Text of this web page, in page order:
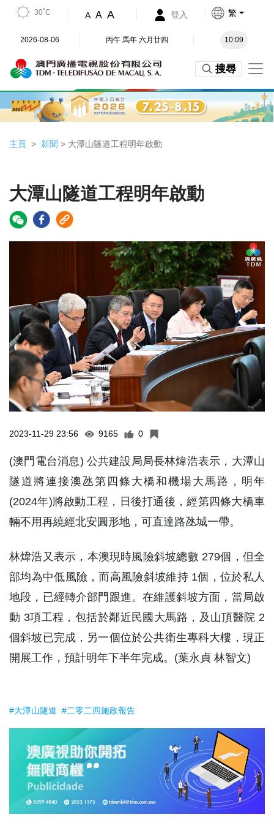
30˚C A A A 登入 繁
2026-08-06 丙午 馬年 六月廿四 10:09
搜尋
主頁 新聞 > 大潭山隧道工程明年啟動
大潭山隧道工程明年啟動
2023-11-29 23:56 9165 0
(澳門電台消息) 公共建設局局長林煒浩表示，大潭山
隧道將連接澳氹第四條大橋和機場大馬路，明年
(2024年)將啟動工程，日後打通後，經第四條大橋車
輛不用再繞經北安圓形地，可直達路氹城一帶。
林煒浩又表示，本澳現時風險斜坡總數 279個，但全
部均為中低風險，而高風險斜坡維持 1個，位於私人
地段，已經轉介部門跟進。在維護斜坡方面，當局啟
動 3項工程，包括於鄰近民國大馬路，及山頂醫院 2
個斜坡已完成，另一個位於公共衛生專科大樓，現正
開展工作，預計明年下半年完成。(葉永貞 林智文)
#大潭山隧道 #二零二四施政報告